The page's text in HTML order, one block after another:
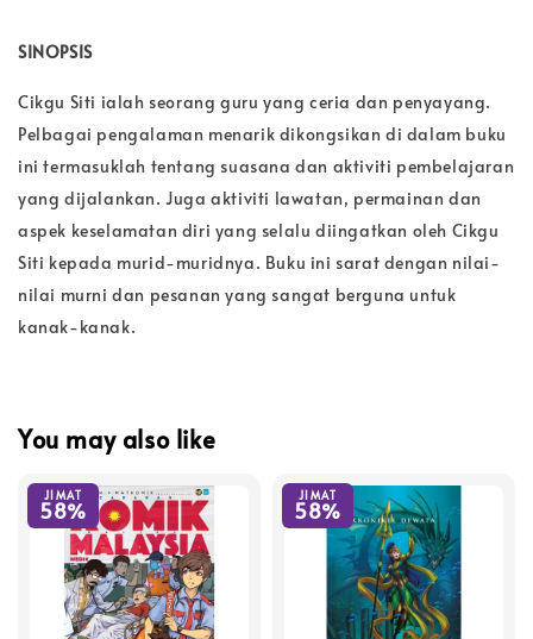
SINOPSIS
Cikgu Siti ialah seorang guru yang ceria dan penyayang.
Pelbagai pengalaman menarik dikongsikan di dalam buku
ini termasuklah tentang suasana dan aktiviti pembelajaran
yang dijalankan. Juga aktiviti lawatan, permainan dan
aspek keselamatan diri yang selalu diingatkan oleh Cikgu
Siti kepada murid-muridnya. Buku ini sarat dengan nilai-
nilai murni dan pesanan yang sangat berguna untuk
kanak-kanak.
You may also like
JIMAT
58%
JIMAT
58%